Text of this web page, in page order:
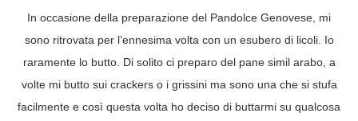
In occasione della preparazione del Pandolce Genovese, mi
sono ritrovata per l’ennesima volta con un esubero di licoli. Io
raramente lo butto. Di solito ci preparo del pane simil arabo, a
volte mi butto sui crackers o i grissini ma sono una che si stufa
facilmente e così questa volta ho deciso di buttarmi su qualcosa